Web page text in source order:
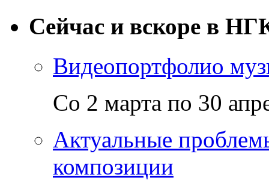
Сейчас и вскоре в
Видеопортфолио
Со 2 марта по 30
Актуальные
композиции